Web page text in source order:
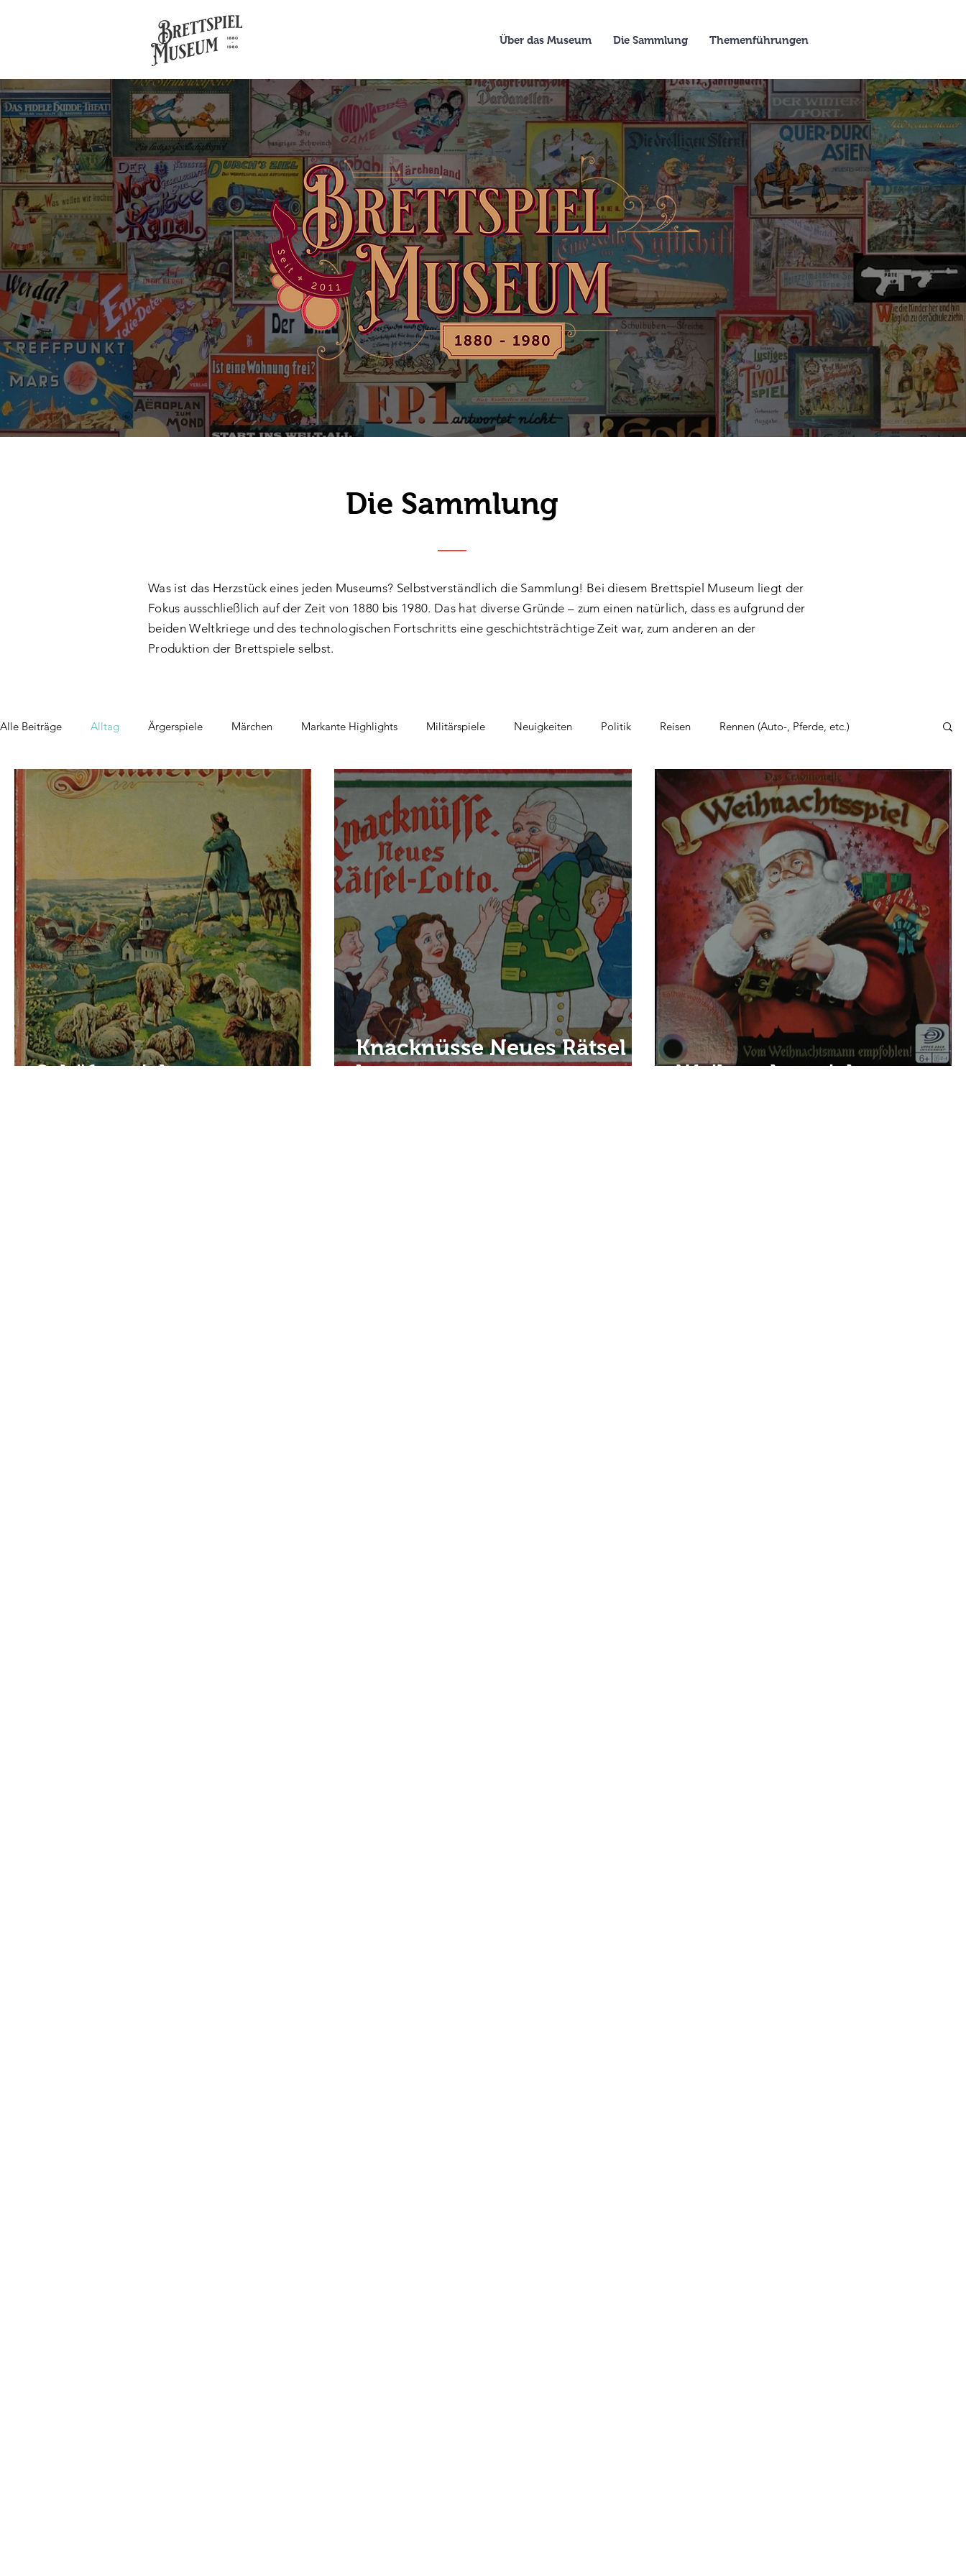
Über das Museum Die Sammlung Themenführungen
Die Sammlung
Was ist das Herzstück eines jeden Museums? Selbstverständlich die Sammlung! Bei diesem Brettspiel Museum liegt der
Fokus ausschließlich auf der Zeit von 1880 bis 1980. Das hat diverse Gründe – zum einen natürlich, dass es aufgrund der
beiden Weltkriege und des technologischen Fortschritts eine geschichtsträchtige Zeit war, zum anderen an der
Produktion der Brettspiele selbst.
Alle Beiträge Alltag Ärgerspiele Märchen Markante Highlights Militärspiele Neuigkeiten Politik Reisen Rennen (Auto-, Pferde, etc.)
Schule & Erziehung Sport Wintersport Angelspiel Geschicklichkeitsspiele Film und TV im Spiel Auto, Zeppelin und Co Sonstige Themen
Wissensspiel Quartettspiel Raumfahrt Detektivspiel Gänse Spiele Verkehrsspiele Wirtschaftsspiele Wilder Westen
Jahrmarkt/Zirkus Umweltspiele Historische Momente
Schäferspiel
Knacknüsse Neues Rätsel -
Lotto
Weihnachtsspiel